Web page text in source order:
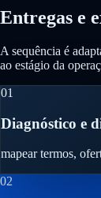
Entregas e
A sequência é
ao estágio da
01
Diagnóstico e
mapear termos,
02